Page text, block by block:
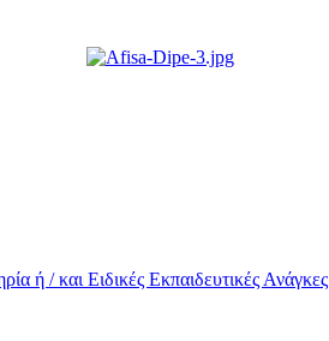
ή / και Eιδικές Εκπαιδευτικές Ανάγκες